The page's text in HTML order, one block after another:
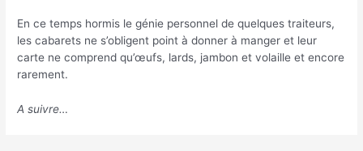
En ce temps hormis le génie personnel de quelques traiteurs,
les cabarets ne s’obligent point à donner à manger et leur
carte ne comprend qu’œufs, lards, jambon et volaille et encore
rarement.
A suivre…